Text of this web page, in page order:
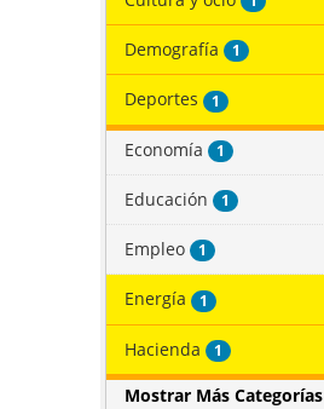
Demografía 1
Deportes 1
Economía 1
Educación 1
Empleo 1
Energía 1
Hacienda 1
Mostrar Más Categorías